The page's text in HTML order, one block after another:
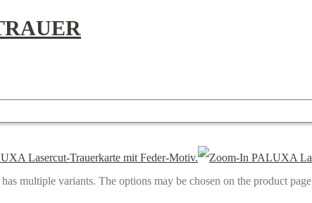
multiple variants. The options may be chosen on the product page